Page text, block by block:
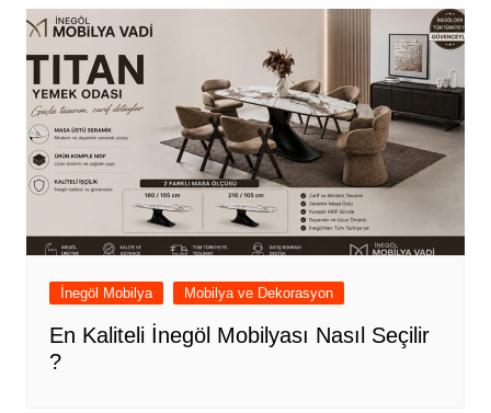
İnegöl Mobilya Mobilya ve Dekorasyon
En Kaliteli İnegöl Mobilyası Nasıl Seçilir
?